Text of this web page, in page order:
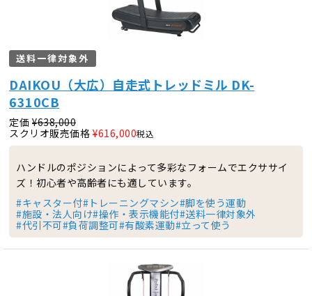
送料一律対象外
DAIKOU（大広）自走式トレッドミル DK-
6310CB
定価 ¥638,000
スクリオ販売価格 ¥616,000税込
ハンドルのポジションによって多彩なフォームでエクササイ
ズ！初心者や高齢者にも適しています。
#キャスター付#トレーニングマシン#脚を使う運動
#施設・法人向け#操作・表示機能付#送料一律対象外
#代引不可#負荷調整可#有酸素運動#立って使う